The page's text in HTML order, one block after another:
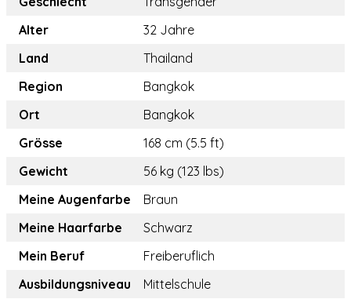
Alter
32 Jahre
Land
Thailand
Region
Bangkok
Ort
Bangkok
Grösse
168 cm (5.5 ft)
Gewicht
56 kg (123 lbs)
Meine Augenfarbe
Braun
Meine Haarfarbe
Schwarz
Mein Beruf
Freiberuflich
Ausbildungsniveau
Mittelschule